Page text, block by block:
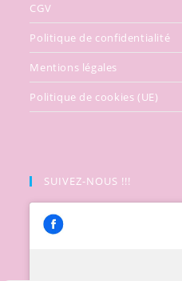
CGV
Politique de confidentialité
Mentions légales
Politique de cookies (UE)
SUIVEZ-NOUS !!!